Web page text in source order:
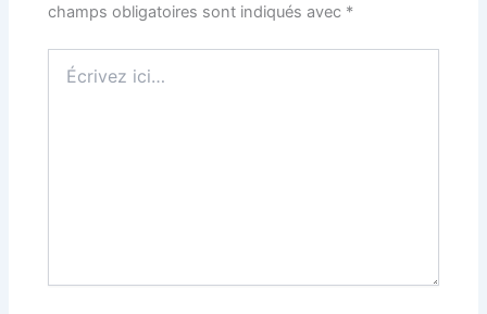
champs obligatoires sont indiqués avec *
ici…